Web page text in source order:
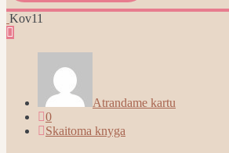
Kov11
Atrandame kartu
0
Skaitoma knyga